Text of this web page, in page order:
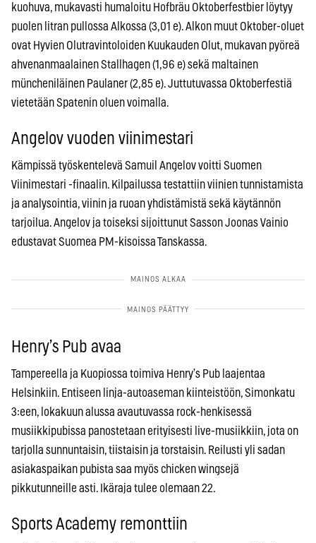
kuohuva, mukavasti humaloitu Hofbräu Oktoberfestbier löytyy
puolen litran pullossa Alkossa (3,01 e). Alkon muut Oktober-oluet
ovat Hyvien Olutravintoloiden Kuukauden Olut, mukavan pyöreä
ahvenanmaalainen Stallhagen (1,96 e) sekä maltainen
müncheniläinen Paulaner (2,85 e). Juttutuvassa Oktoberfestiä
vietetään Spatenin oluen voimalla.
Angelov vuoden viinimestari
Kämpissä työskentelevä Samuil Angelov voitti Suomen
Viinimestari -finaalin. Kilpailussa testattiin viinien tunnistamista
ja analysointia, viinin ja ruoan yhdistämistä sekä käytännön
tarjoilua. Angelov ja toiseksi sijoittunut Sasson Joonas Vainio
edustavat Suomea PM-kisoissa Tanskassa.
Henry’s Pub avaa
Tampereella ja Kuopiossa toimiva Henry’s Pub laajentaa
Helsinkiin. Entiseen linja-autoaseman kiinteistöön, Simonkatu
3:een, lokakuun alussa avautuvassa rock-henkisessä
musiikkipubissa panostetaan erityisesti live-musiikkiin, jota on
tarjolla sunnuntaisin, tiistaisin ja torstaisin. Reilusti yli sadan
asiakaspaikan pubista saa myös chicken wingsejä
pikkutunneille asti. Ikäraja tulee olemaan 22.
Sports Academy remonttiin